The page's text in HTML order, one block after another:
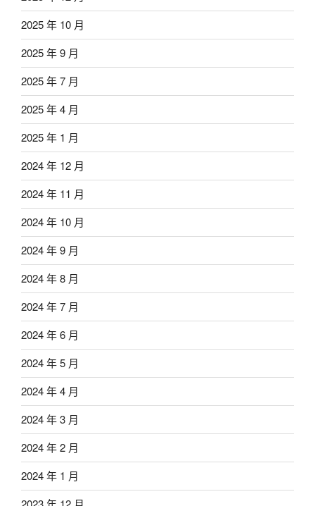
2025 年 10 月
2025 年 9 月
2025 年 7 月
2025 年 4 月
2025 年 1 月
2024 年 12 月
2024 年 11 月
2024 年 10 月
2024 年 9 月
2024 年 8 月
2024 年 7 月
2024 年 6 月
2024 年 5 月
2024 年 4 月
2024 年 3 月
2024 年 2 月
2024 年 1 月